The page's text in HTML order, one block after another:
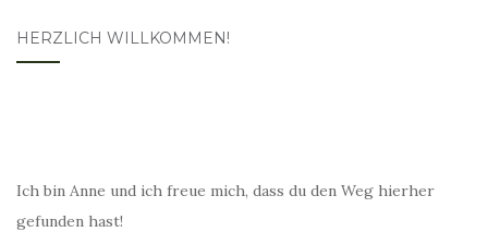
HERZLICH WILLKOMMEN!
Ich bin Anne und ich freue mich, dass du den Weg hierher
gefunden hast!